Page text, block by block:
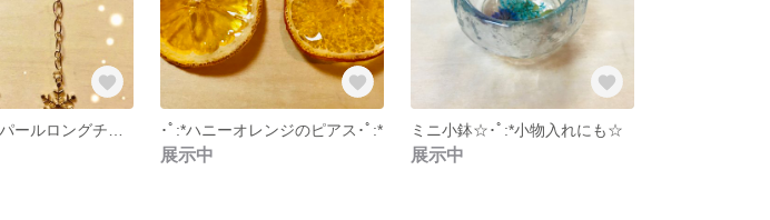
･ﾟ:*ハニーオレンジのピアス･ﾟ:*
展示中
ミニ小鉢☆･ﾟ:*小物入れにも☆
展示中